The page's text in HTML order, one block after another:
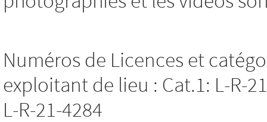
Numéros de Licences et
exploitant de lieu : Cat.1: L-R-
L-R-21-4284